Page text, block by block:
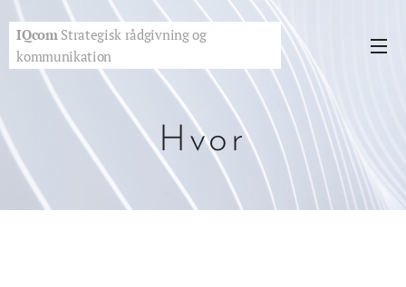
IQcom Strategisk rådgivning og
kommunikation
Hvor